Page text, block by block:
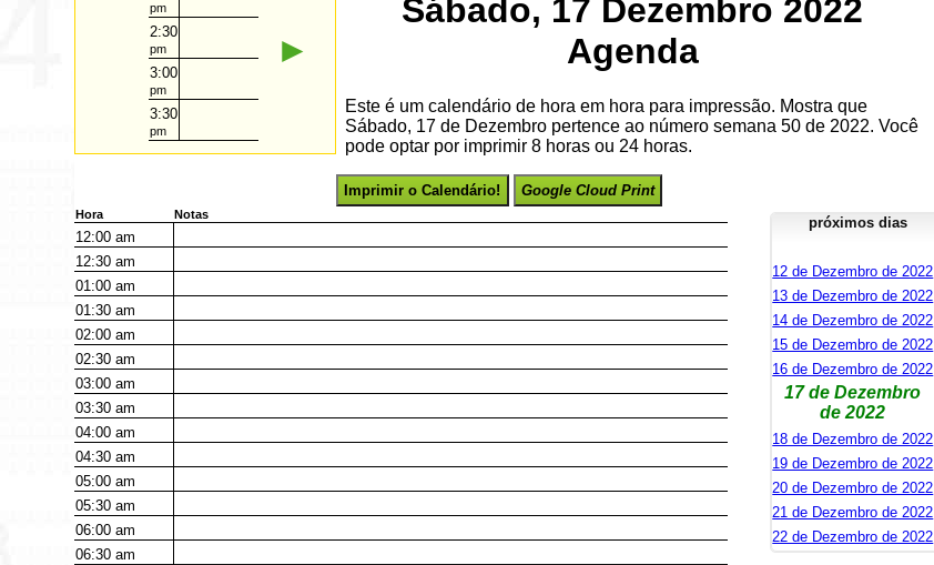
pm
2:30
pm
3:00
pm
3:30
pm
►
Sábado, 17 Dezembro 2022
Agenda
Este é um calendário de hora em hora para impressão. Mostra que
Sábado, 17 de Dezembro pertence ao número semana 50 de 2022. Você
pode optar por imprimir 8 horas ou 24 horas.
Imprimir o Calendário! Google Cloud Print
Hora Notas
12:00am
12:30am
01:00am
01:30am
02:00am
02:30am
03:00am
03:30am
04:00am
04:30am
05:00am
05:30am
06:00am
06:30am
próximos dias
12 de Dezembro de 2022
13 de Dezembro de 2022
14 de Dezembro de 2022
15 de Dezembro de 2022
16 de Dezembro de 2022
17 de Dezembro
de 2022
18 de Dezembro de 2022
19 de Dezembro de 2022
20 de Dezembro de 2022
21 de Dezembro de 2022
22 de Dezembro de 2022